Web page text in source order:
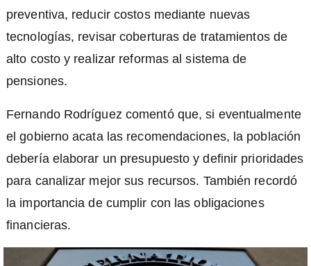
preventiva, reducir costos mediante nuevas
tecnologías, revisar coberturas de tratamientos de
alto costo y realizar reformas al sistema de
pensiones.
Fernando Rodríguez comentó que, si eventualmente
el gobierno acata las recomendaciones, la población
debería elaborar un presupuesto y definir prioridades
para canalizar mejor sus recursos. También recordó
la importancia de cumplir con las obligaciones
financieras.